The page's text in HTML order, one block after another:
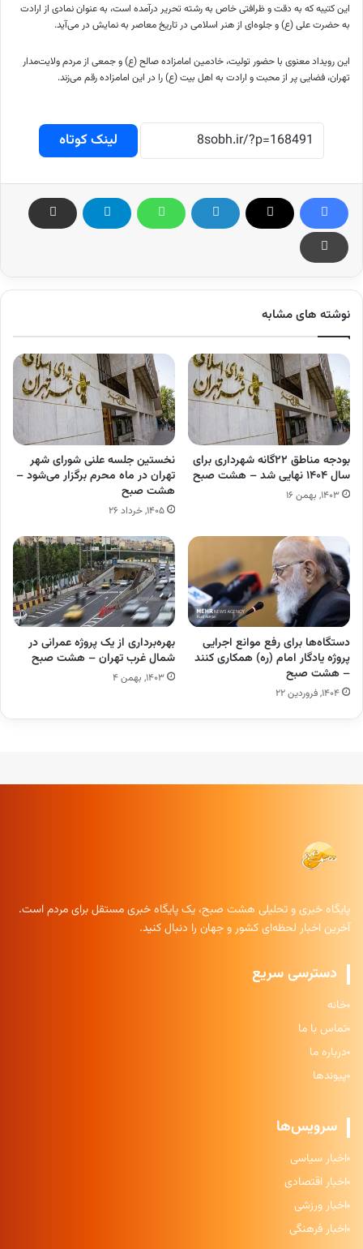
این کتیبه که به دقت و ظرافتی خاص به رشته تحریر درآمده است، به عنوان نمادی از ارادت
به حضرت علی (ع)و جلوه‌ای از هنر اسلامی در تاریخ معاصر به نمایش در می‌آید.
این رویداد معنوی با حضور تولیت، خادمین امامزاده صالح (ع)و جمعی از مردم ولایت‌مدار
تهران، فضایی پر از محبت و ارادت به اهل بیت (ع)را در این امامزاده رقم می‌زند.
لینک کوتاه
نوشته های مشابه
بودجه مناطق ۲۲گانه شهرداری برای
سال ۱۴۰۴ نهایی شد – هشت صبح
۱۴۰۳, بهمن ۱۶
نخستین جلسه علنی شورای شهر
تهران در ماه محرم برگزار می‌شود –
هشت صبح
۱۴۰۵, خرداد ۲۶
دستگاه‌ها برای رفع موانع اجرایی
پروژه یادگار امام (ره) همکاری کنند
– هشت صبح
۱۴۰۴, فروردین ۲۲
بهره‌برداری از یک پروژه عمرانی در
شمال غرب تهران – هشت صبح
۱۴۰۳, بهمن ۴
پایگاه خبری و تحلیلی هشت صبح، یک پایگاه خبری مستقل برای مردم است.
آخرین اخبار لحظه‌ای کشور و جهان را دنبال کنید.
دسترسی سریع
خانه
تماس با ما
درباره ما
پیوندها
سرویس‌ها
اخبار سیاسی
اخبار اقتصادی
اخبار ورزشی
اخبار فرهنگی